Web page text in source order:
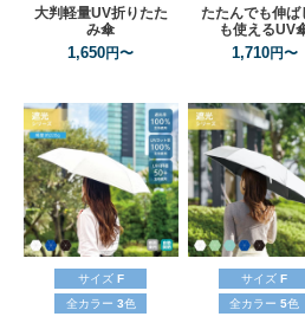
大判軽量UV折りたた
み傘
1,650円〜
たたんでも伸ば
も使えるUV
1,710円〜
サイズ F
全カラー 3色
サイズ F
全カラー 5色